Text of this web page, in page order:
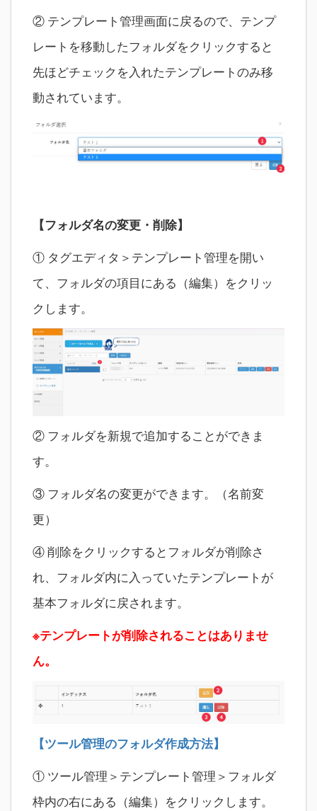
② テンプレート管理画面に戻るので、テンプ
レートを移動したフォルダをクリックすると
先ほどチェックを入れたテンプレートのみ移
動されています。
【フォルダ名の変更・削除】
① タグエディタ＞テンプレート管理を開い
て、フォルダの項目にある（編集）をクリッ
クします。
② フォルダを新規で追加することができま
す。
③ フォルダ名の変更ができます。（名前変
更）
④ 削除をクリックするとフォルダが削除さ
れ、フォルダ内に入っていたテンプレートが
基本フォルダに戻されます。
※テンプレートが削除されることはありませ
ん。
【ツール管理のフォルダ作成方法】
① ツール管理＞テンプレート管理＞フォルダ
枠内の右にある（編集）をクリックします。